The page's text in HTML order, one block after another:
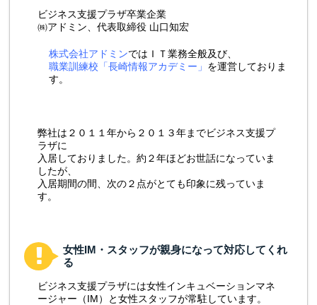
ビジネス支援プラザ卒業企業
㈱アドミン、代表取締役 山口知宏
株式会社アドミンではＩＴ業務全般及び、
職業訓練校「長崎情報アカデミー」 を運営しておりま
す。
弊社は２０１１年から２０１３年までビジネス支援プ
ラザに
入居しておりました。約２年ほどお世話になっていま
したが、
入居期間の間、次の２点がとても印象に残っていま
す。
女性IM・スタッフが親身になって対応してくれ
る
ビジネス支援プラザには女性インキュベーションマネ
ージャー（IM）と女性スタッフが常駐しています。